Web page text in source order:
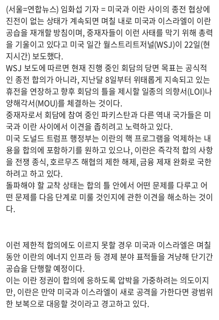
(서울=연합뉴스) 임화섭 기자 = 미국과 이란 사이의 종전 협상에
진전이 없는 상태가 계속되면 며칠 내로 미국과 이스라엘이 이란
공습을 재개할 방침이며, 중재자들이 이런 사태를 막기 위해 총력
을 기울이고 있다고 미국 일간 월스트리트저널(WSJ)이 22일(현
지시간) 보도했다.
WSJ 보도에 따르면 현재 진행 중인 회담의 당면 목표는 공식적
인 종전 합의가 아니라, 지난달 8일부터 위태롭게 지속되고 있는
휴전을 연장하고 향후 회담의 틀을 제시할 일종의 의향서(LOI)나
양해각서(MOU)를 체결하는 것이다.
중재자로서 회담에 참여 중인 파키스탄과 다른 역내 국가들은 미
국과 이란 사이에서 이견을 좁히려고 노력하고 있다.
미국 도널드 트럼프 행정부는 이란의 핵 프로그램을 억제하는 내
용을 합의에 포함하기를 원하고 있으나, 이란은 즉각적 합의 사항
을 전쟁 종식, 호르무즈 해협의 제한 해제, 금융 제재 완화로 국한
하려고 하고 있다.
돌파해야 할 교착 상태는 합의 틀 안에서 어떤 문제를 다루고 어
떤 문제를 다음 단계로 미룰 것인지에 관한 이견을 해소하는 것이
다.
이런 제한적 합의에도 이르지 못할 경우 미국과 이스라엘은 며칠
동안 이란의 에너지 인프라 등 경제 분야 표적들을 겨냥해 단기간
공습을 단행할 예정이다.
이는 이란 정권이 합의에 응하도록 압박을 가중하려는 의도이지
만, 이란은 만약 미국과 이스라엘이 새로 공격을 가한다면 광범위
한 보복으로 대응할 것이라고 경고하고 있다.